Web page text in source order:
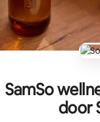
SamSo
door